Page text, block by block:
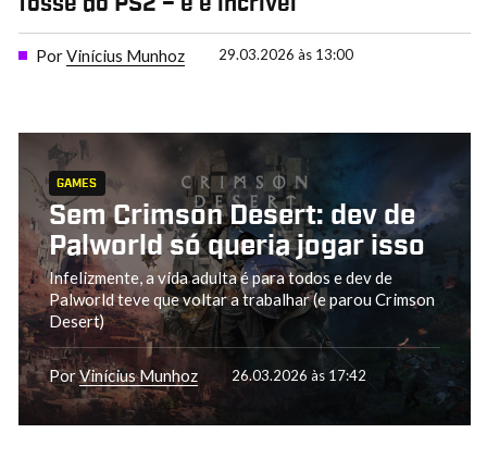
fosse do PS2 – e é incrível
PorVinícius Munhoz 29.03.2026 às 13:00
GAMES
Sem Crimson Desert: dev de
Palworld só queria jogar isso
Infelizmente, a vida adulta é para todos e dev de
Palworld teve que voltar a trabalhar (e parou Crimson
Desert)
PorVinícius Munhoz 26.03.2026 às 17:42